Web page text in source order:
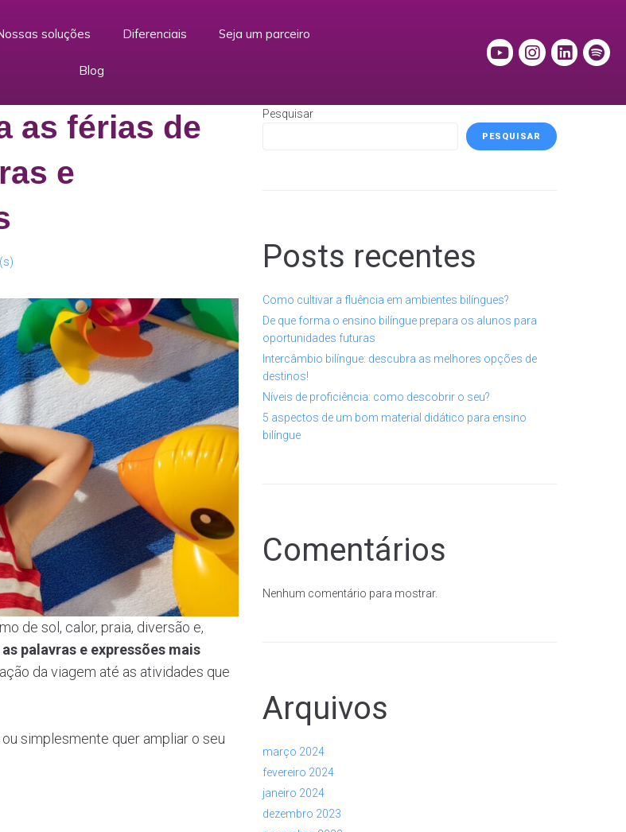
soluções Diferenciais Seja um parceiro
Blog
as férias de
e
de sol, calor, praia, diversão e,
palavras e expressões mais
da viagem até as atividades que
simplesmente quer ampliar o seu
Pesquisar
PESQUISAR
Posts recentes
Como cultivar a fluência em ambientes bilíngues?
De que forma o ensino bilíngue prepara os alunos para
oportunidades futuras
Intercâmbio bilíngue: descubra as melhores opções de
destinos!
Níveis de proficiência: como descobrir o seu?
5 aspectos de um bom material didático para ensino
bilíngue
Comentários
Nenhum comentário para mostrar.
Arquivos
março 2024
fevereiro 2024
janeiro 2024
dezembro 2023